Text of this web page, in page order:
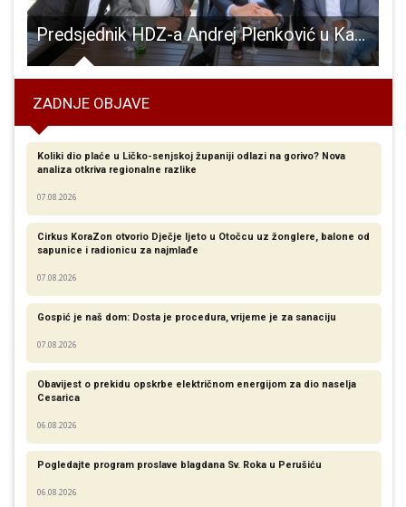
Predsjednik HDZ-a Andrej Plenković u Karlovcu rekao da je HDZ ozbiljna stranka, a Milinovićevo ponašanje pred središnjicom nije niti normalno, niti dobro, niti korisno
ZADNJE OBJAVE
Koliki dio plaće u Ličko-senjskoj županiji odlazi na gorivo? Nova
analiza otkriva regionalne razlike​
07.08.2026
Cirkus KoraZon otvorio Dječje ljeto u Otočcu uz žonglere, balone od
sapunice i radionicu za najmlađe
07.08.2026
Gospić je naš dom: Dosta je procedura, vrijeme je za sanaciju
07.08.2026
Obavijest o prekidu opskrbe električnom energijom za dio naselja
Cesarica
06.08.2026
Pogledajte program proslave blagdana Sv. Roka u Perušiću
06.08.2026